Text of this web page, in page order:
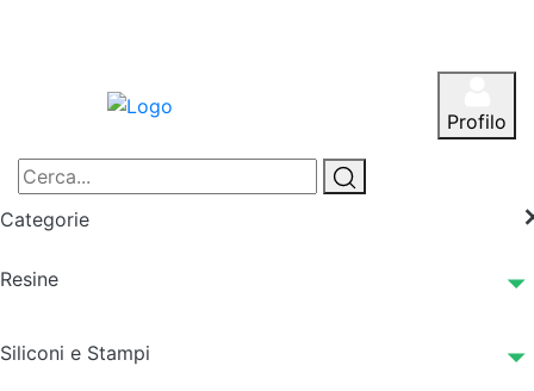
Profilo
Categorie
Resine
Siliconi e Stampi